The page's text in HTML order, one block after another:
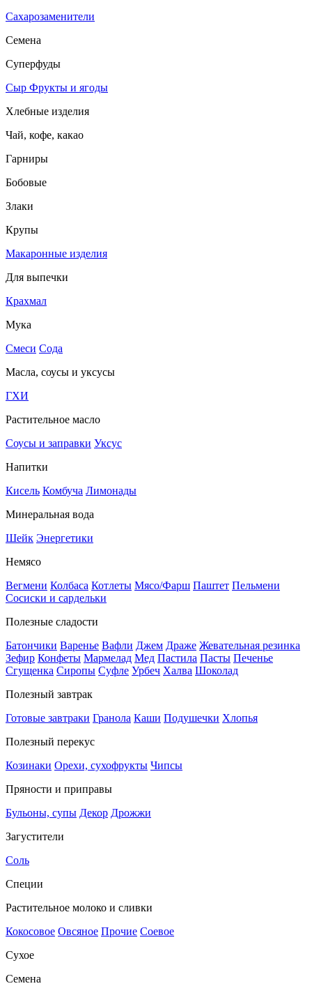
Сахарозаменители
Семена
Суперфуды
Сыр Фрукты и ягоды
Хлебные изделия
Чай, кофе, какао
Гарниры
Бобовые
Злаки
Крупы
Макаронные изделия
Для выпечки
Крахмал
Мука
Смеси Сода
Масла, соусы и уксусы
ГХИ
Растительное масло
Соусы и заправки Уксус
Напитки
Кисель Комбуча Лимонады
Минеральная вода
Шейк Энергетики
Немясо
Вегмени Колбаса Котлеты Мясо/Фарш Паштет Пельмени
Сосиски и сардельки
Полезные сладости
Батончики Варенье Вафли Джем Драже Жевательная резинка
Зефир Конфеты Мармелад Мед Пастила Пасты Печенье
Сгущенка Сиропы Суфле Урбеч Халва Шоколад
Полезный завтрак
Готовые завтраки Гранола Каши Подушечки Хлопья
Полезный перекус
Козинаки Орехи, сухофрукты Чипсы
Пряности и приправы
Бульоны, супы Декор Дрожжи
Загустители
Соль
Специи
Растительное молоко и сливки
Кокосовое Овсяное Прочие Соевое
Сухое
Семена